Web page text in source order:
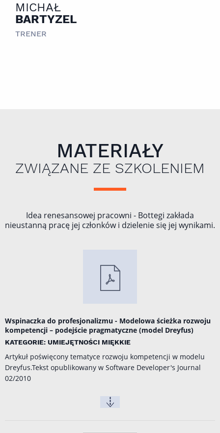
MICHAŁ
BARTYZEL
TRENER
MATERIAŁY
ZWIĄZANE ZE SZKOLENIEM
Idea renesansowej pracowni - Bottegi zakłada
nieustanną pracę jej członków i dzielenie się jej wynikami.
Wspinaczka do profesjonalizmu - Modelowa ścieżka rozwoju
kompetencji – podejście pragmatyczne (model Dreyfus)
KATEGORIE: UMIEJĘTNOŚCI MIĘKKIE
Artykuł poświęcony tematyce rozwoju kompetencji w modelu
Dreyfus.Tekst opublikowany w Software Developer's Journal
02/2010